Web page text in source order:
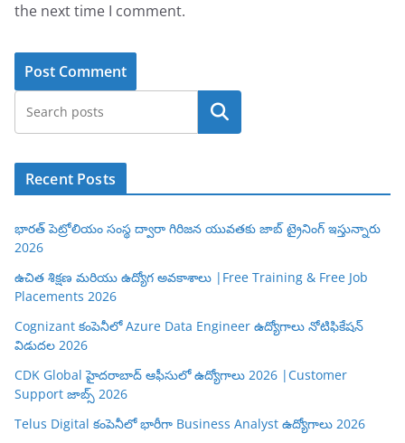
the next time I comment.
Search
Recent Posts
భారత్ పెట్రోలియం సంస్థ ద్వారా గిరిజన యువతకు జాబ్ ట్రైనింగ్ ఇస్తున్నారు
2026
ఉచిత శిక్షణ మరియు ఉద్యోగ అవకాశాలు |Free Training & Free Job
Placements 2026
Cognizant కంపెనీలో Azure Data Engineer ఉద్యోగాలు నోటిఫికేషన్
విడుదల 2026
CDK Global హైదరాబాద్ ఆఫీసులో ఉద్యోగాలు 2026 |Customer
Support జాబ్స్ 2026
Telus Digital కంపెనీలో భారీగా Business Analyst ఉద్యోగాలు 2026